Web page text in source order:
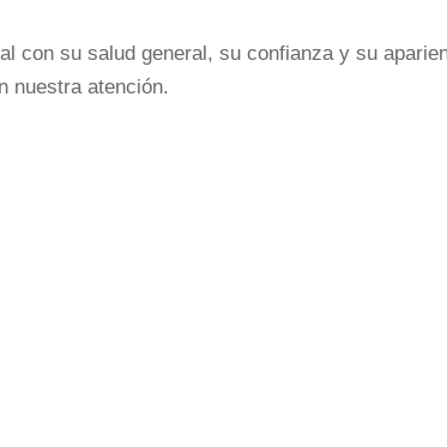
con su salud general, su confianza y su
nuestra atención.